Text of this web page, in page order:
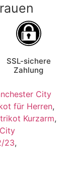
SSL-sichere
Zahlung
City
für Herren,
Kurzarm,
23,